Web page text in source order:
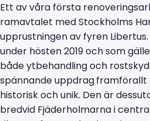
Ett av våra första
ramavtalet med Stockholms
upprustningen av fyren
under hösten 2019 och som
både ytbehandling och
spännande uppdragframförallt
historisk och unik. Den är
bredvid Fjäderholmarna i